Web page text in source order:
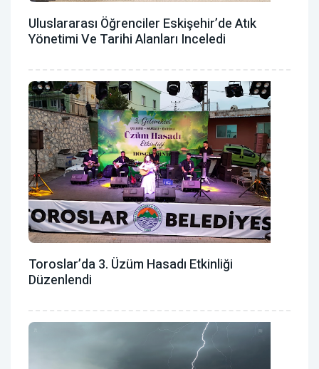
Uluslararası Öğrenciler Eskişehir’de Atık
Yönetimi Ve Tarihi Alanları Inceledi
Toroslar’da 3. Üzüm Hasadı Etkinliği
Düzenlendi